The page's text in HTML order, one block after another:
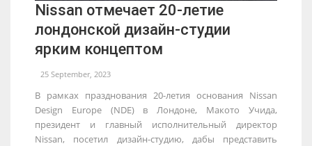
Nissan отмечает 20-летие
лондонской дизайн-студии
ярким концептом
25 September, 2023
В рамках празднования 20-летия основания Nissan
Design Europe (NDE) в Лондоне, Макото Учида,
президент и главный исполнительный директор
Nissan, посетил дизайн-студию, дабы представить